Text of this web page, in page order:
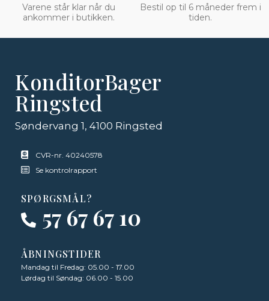
Varene står klar når du
ankommer i butikken.
Bestil op til 6 måneder frem i
tiden.
KonditorBager
Ringsted
Søndervang 1, 4100 Ringsted
CVR-nr. 40240578
Se kontrolrapport
SPØRGSMÅL?
57 67 67 10
ÅBNINGSTIDER
Mandag til Fredag: 05.00 - 17.00
Lørdag til Søndag: 06.00 - 15.00